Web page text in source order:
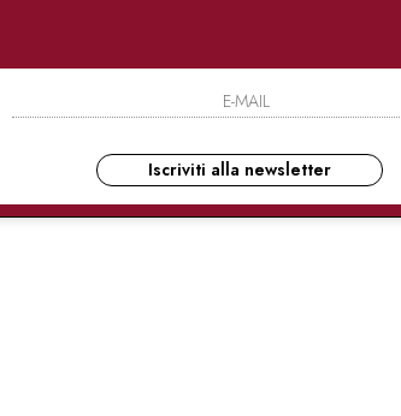
Iscriviti alla newsletter